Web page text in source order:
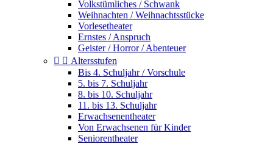
Volkstümliches / Schwank
Weihnachten / Weihnachtsstücke
Vorlesetheater
Ernstes / Anspruch
Geister / Horror / Abenteuer
  Altersstufen
Bis 4. Schuljahr / Vorschule
5. bis 7. Schuljahr
8. bis 10. Schuljahr
11. bis 13. Schuljahr
Erwachsenentheater
Von Erwachsenen für Kinder
Seniorentheater